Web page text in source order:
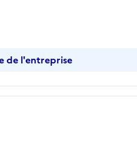
de l'entreprise